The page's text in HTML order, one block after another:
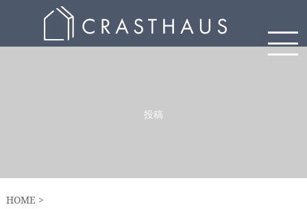
投稿
HOME